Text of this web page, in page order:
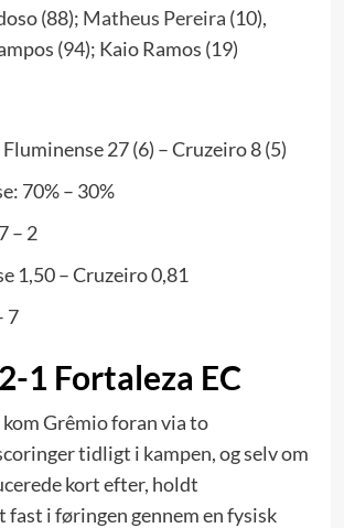
(88); Matheus Pereira (10),
(94); Kaio Ramos (19)
27 (6) – Cruzeiro 8 (5)
70% – 30%
– 2
1,50 – Cruzeiro 0,81
7
1 Fortaleza EC
Grêmio foran via to
tidligt i kampen, og selv om
kort efter, holdt
fast i føringen gennem en fysisk